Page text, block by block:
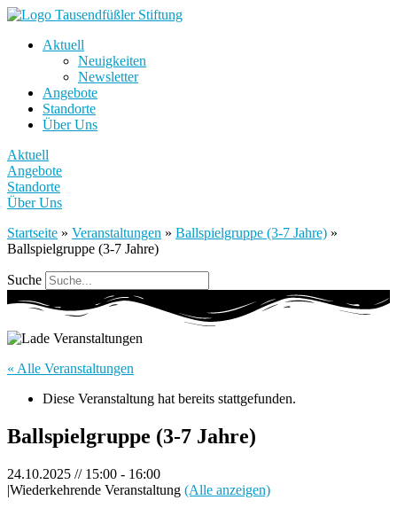
Aktuell
Neuigkeiten
Newsletter
Angebote
Standorte
Über Uns
Aktuell
Angebote
Standorte
Über Uns
Startseite » Veranstaltungen » Ballspielgruppe (3-7 Jahre) »
Ballspielgruppe (3-7 Jahre)
Suche
« Alle Veranstaltungen
Diese Veranstaltung hat bereits stattgefunden.
Ballspielgruppe (3-7 Jahre)
24.10.2025 // 15:00 - 16:00
|Wiederkehrende Veranstaltung (Alle anzeigen)